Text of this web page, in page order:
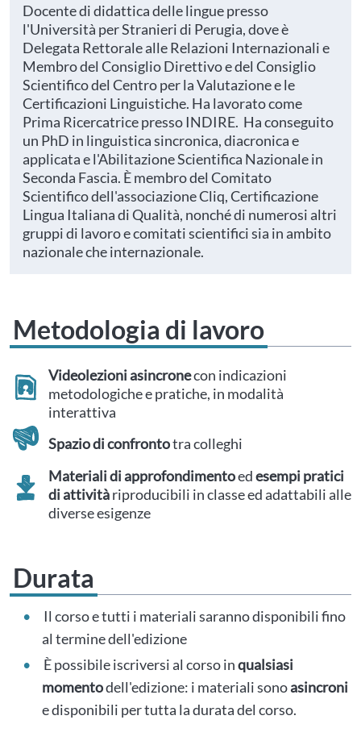
Docente di didattica delle lingue presso
l'Università per Stranieri di Perugia, dove è
Delegata Rettorale alle Relazioni Internazionali e
Membro del Consiglio Direttivo e del Consiglio
Scientifico del Centro per la Valutazione e le
Certificazioni Linguistiche. Ha lavorato come
Prima Ricercatrice presso INDIRE. Ha conseguito
un PhD in linguistica sincronica, diacronica e
applicata e l'Abilitazione Scientifica Nazionale in
Seconda Fascia. È membro del Comitato
Scientifico dell'associazione Cliq, Certificazione
Lingua Italiana di Qualità, nonché di numerosi altri
gruppi di lavoro e comitati scientifici sia in ambito
nazionale che internazionale.
Metodologia di lavoro
Videolezioni asincronecon indicazioni
metodologiche e pratiche, in modalità
interattiva
Spazio di confrontotra colleghi
Materiali di approfondimentoedesempi pratici
di attivitàriproducibili in classe ed adattabili alle
diverse esigenze
Durata
Il corso e tutti i materiali saranno disponibili fino
al termine dell'edizione
È possibile iscriversi al corso inqualsiasi
momentodell'edizione: i materiali sonoasincroni
e disponibili per tutta la durata del corso.